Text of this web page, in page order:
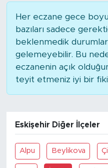
Her eczane gece
bazıları sadece
beklenmedik
gelemeyebilir. Bu
eczanenin açık
teyit etmeniz iyi bir
Eskişehir Diğer İlçeler
Alpu Beylikova
KULİS
YAZARLAR
DİNİ
EKONOMİ
SPOR